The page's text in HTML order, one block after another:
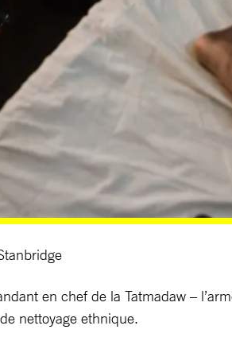
en chef de la Tatmadaw –
nettoyage ethnique.